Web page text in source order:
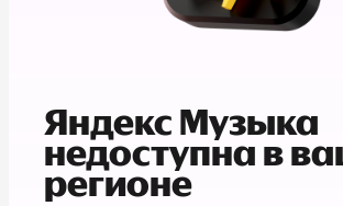
Яндекс Музыка
недоступна в
регионе